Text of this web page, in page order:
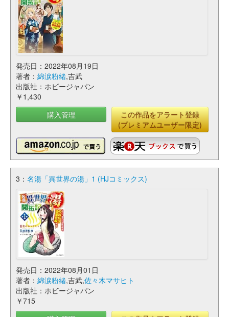
発売日：2022年08月19日
著者： 綿涙粉緒,吉武
出版社：ホビージャパン
￥1,430
購入管理
この作品をアラート登録
(プレミアムユーザー限定)
3： 名湯「異世界の湯」1 (HJコミックス)
発売日：2022年08月01日
著者： 綿涙粉緒,吉武,佐々木マサヒト
出版社：ホビージャパン
￥715